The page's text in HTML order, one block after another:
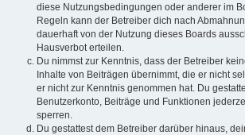
diese Nutzungsbedingungen oder anderer im
Regeln kann der Betreiber dich nach
dauerhaft von der Nutzung dieses Boards
Hausverbot erteilen.
Du nimmst zur Kenntnis, dass der Betreiber
Inhalte von Beiträgen übernimmt, die er nicht
er nicht zur Kenntnis genommen hat. Du
Benutzerkonto, Beiträge und Funktionen
sperren.
Du gestattest dem Betreiber darüber hinaus,